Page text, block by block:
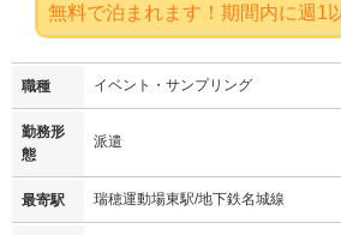
無料で泊まれます！期間内に週1
職種 イベント・サンプリング
勤務形
態
派遣
最寄駅 瑞穂運動場東駅/地下鉄名城線